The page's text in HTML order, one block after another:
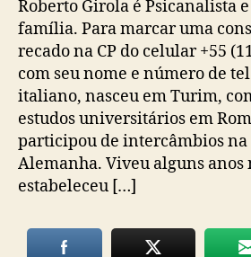
Roberto Girola é Psicanalista
família. Para marcar uma
recado na CP do celular +55
com seu nome e número de
italiano, nasceu em Turim,
estudos universitários em
participou de intercâmbios na
Alemanha. Viveu alguns anos
estabeleceu […]